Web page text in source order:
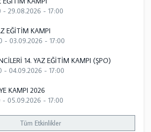
- 29.08.2026 - 17:00
EĞİTİM KAMPI
- 03.09.2026 - 17:00
14. YAZ EĞİTİM KAMPI (ŞPO)
- 04.09.2026 - 17:00
KAMPI 2026
- 05.09.2026 - 17:00
Tüm Etkinlikler